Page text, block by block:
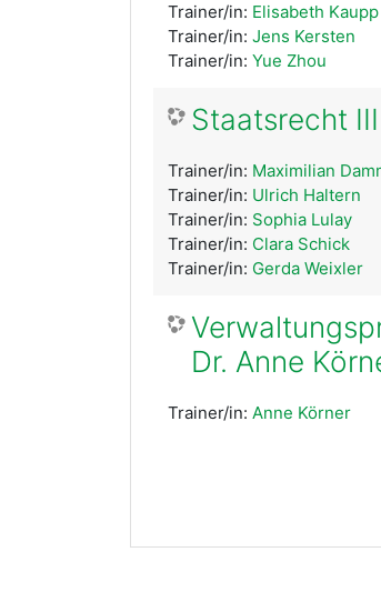
Trainer/in: Elisabeth Kaupp
Trainer/in: Jens Kersten
Trainer/in: Yue Zhou
Staatsrecht
Trainer/in: Maximilian
Trainer/in: Ulrich Haltern
Trainer/in: Sophia Lulay
Trainer/in: Clara Schick
Trainer/in: Gerda Weixler
Dr. Anne
Trainer/in: Anne Körner